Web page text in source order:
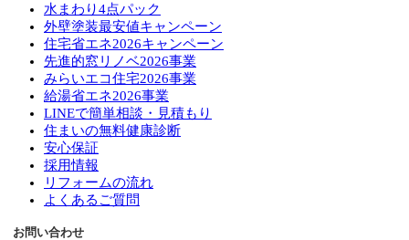
水まわり4点パック
外壁塗装最安値キャンペーン
住宅省エネ2026キャンペーン
先進的窓リノベ2026事業
みらいエコ住宅2026事業
給湯省エネ2026事業
LINEで簡単相談・見積もり
住まいの無料健康診断
安心保証
採用情報
リフォームの流れ
よくあるご質問
お問い合わせ